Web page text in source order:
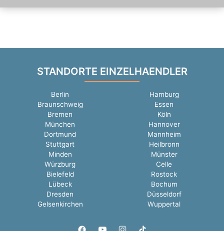
STANDORTE EINZELHAENDLER
Berlin
Hamburg
Braunschweig
Essen
Bremen
Köln
München
Hannover
Dortmund
Mannheim
Stuttgart
Heilbronn
Minden
Münster
Würzburg
Celle
Bielefeld
Rostock
Lübeck
Bochum
Dresden
Düsseldorf
Gelsenkirchen
Wuppertal